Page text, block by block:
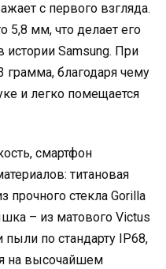
с первого взгляда.
5,8 мм, что делает его
Samsung. При
грамма, благодаря чему
и легко помещается
смартфон
титановая
прочного стекла Gorilla
– из матового Victus
по стандарту IP68,
на высочайшем